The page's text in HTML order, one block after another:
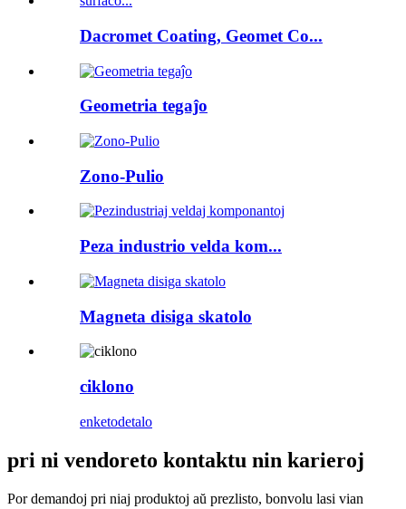
Dacromet Coating, Geomet Co...
Geometria tegaĵo
Zono-Pulio
Peza industrio velda kom...
Magneta disiga skatolo
ciklono
enketodetalo
pri ni vendoreto kontaktu nin karieroj
Por demandoj pri niaj produktoj aŭ prezlisto, bonvolu lasi vian